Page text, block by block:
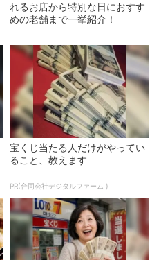
れるお店から特別な日におすす
めの老舗まで一挙紹介！
宝くじ当たる人だけがやってい
ること、教えます
PR(合同会社デジタルファーム )